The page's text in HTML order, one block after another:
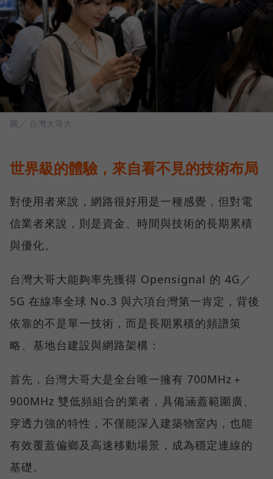
圖／ 台灣大哥大
世界級的體驗，來自看不見的技術布局
對使用者來說，網路很好用是一種感覺，但對電
信業者來說，則是資金、時間與技術的長期累積
與優化。
台灣大哥大能夠率先獲得 Opensignal 的 4G／
5G 在線率全球 No.3 與六項台灣第一肯定，背後
依靠的不是單一技術，而是長期累積的頻譜策
略、基地台建設與網路架構：
首先，台灣大哥大是全台唯一擁有 700MHz＋
900MHz 雙低頻組合的業者，具備涵蓋範圍廣、
穿透力強的特性，不僅能深入建築物室內，也能
有效覆蓋偏鄉及高速移動場景，成為穩定連線的
基礎。